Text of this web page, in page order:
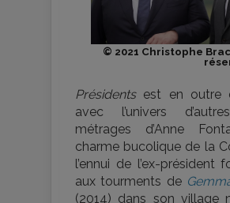
© 2021 Christophe
Présidentsest en outre
avec l’univers
métrages d’Anne
charme bucolique de la
l’ennui de l’ex-président
aux tourments de
(2014) dans son village